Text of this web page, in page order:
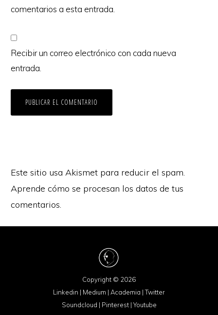
comentarios a esta entrada.
Recibir un correo electrónico con cada nueva
entrada.
Este sitio usa Akismet para reducir el spam.
Aprende cómo se procesan los datos de tus
comentarios.
Copyright © 2026
Linkedin | Medium | Academia |Twitter
Soundcloud | Pinterest|Youtube